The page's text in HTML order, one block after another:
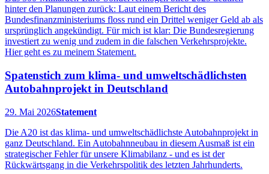
hinter den Planungen zurück: Laut einem Bericht des
Bundesfinanzministeriums floss rund ein Drittel weniger Geld ab als
ursprünglich angekündigt. Für mich ist klar: Die Bundesregierung
investiert zu wenig und zudem in die falschen Verkehrsprojekte.
Hier geht es zu meinem Statement.
Spatenstich zum klima- und umweltschädlichsten
Autobahnprojekt in Deutschland
29. Mai 2026Statement
Die A20 ist das klima- und umweltschädlichste Autobahnprojekt in
ganz Deutschland. Ein Autobahnneubau in diesem Ausmaß ist ein
strategischer Fehler für unsere Klimabilanz - und es ist der
Rückwärtsgang in die Verkehrspolitik des letzten Jahrhunderts.